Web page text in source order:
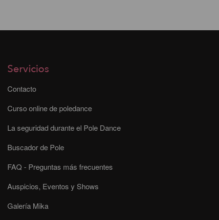
Servicios
Contacto
Curso online de poledance
La seguridad durante el Pole Dance
Buscador de Pole
FAQ - Preguntas más frecuentes
Auspicios, Eventos y Shows
Galería Mika